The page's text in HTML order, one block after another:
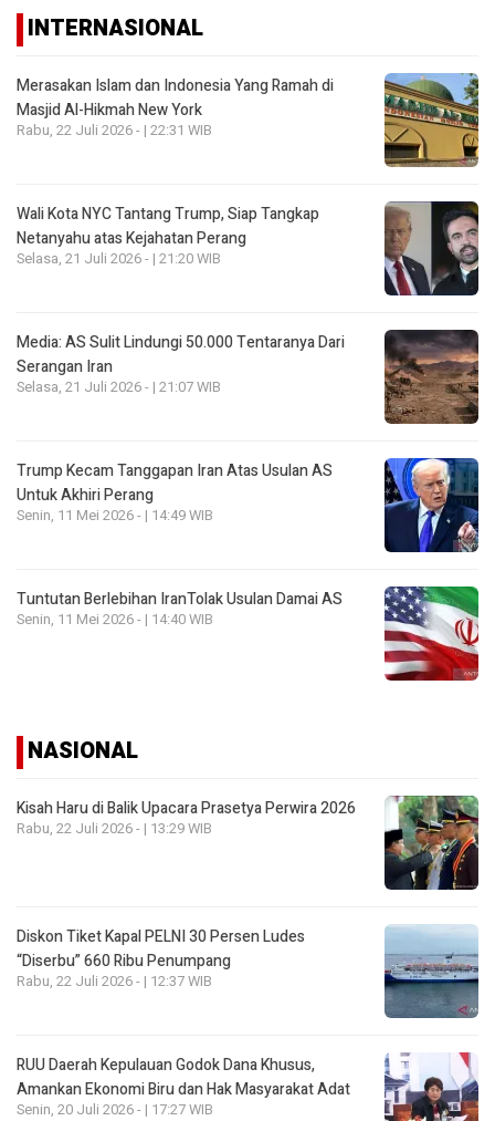
INTERNASIONAL
Merasakan Islam dan Indonesia Yang Ramah di
Masjid Al-Hikmah New York
Rabu, 22 Juli 2026 - | 22:31 WIB
Wali Kota NYC Tantang Trump, Siap Tangkap
Netanyahu atas Kejahatan Perang
Selasa, 21 Juli 2026 - | 21:20 WIB
Media: AS Sulit Lindungi 50.000 Tentaranya Dari
Serangan Iran
Selasa, 21 Juli 2026 - | 21:07 WIB
Trump Kecam Tanggapan Iran Atas Usulan AS
Untuk Akhiri Perang
Senin, 11 Mei 2026 - | 14:49 WIB
Tuntutan Berlebihan IranTolak Usulan Damai AS
Senin, 11 Mei 2026 - | 14:40 WIB
NASIONAL
Kisah Haru di Balik Upacara Prasetya Perwira 2026
Rabu, 22 Juli 2026 - | 13:29 WIB
Diskon Tiket Kapal PELNI 30 Persen Ludes
“Diserbu” 660 Ribu Penumpang
Rabu, 22 Juli 2026 - | 12:37 WIB
RUU Daerah Kepulauan Godok Dana Khusus,
Amankan Ekonomi Biru dan Hak Masyarakat Adat
Senin, 20 Juli 2026 - | 17:27 WIB